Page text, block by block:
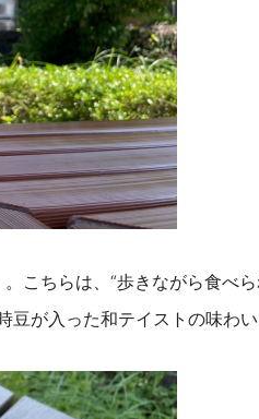
。こちらは、“歩きながら食べ
が入った和テイストの味わい